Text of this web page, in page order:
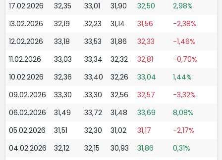
17.02.2026 32,35 33,01 31,90 32,50
2,98%
13.02.2026
32,19 32,23 31,14 31,56
-2,38%
12.02.2026
33,18 33,53 31,86 32,33
-1,46%
11.02.2026
33,03 33,34 32,32 32,81
-0,70%
10.02.2026
32,36 33,40 32,26 33,04
1,44%
09.02.2026
33,30 33,30 32,56 32,57
-3,32%
06.02.2026
31,49 33,72 31,48 33,69
8,08%
05.02.2026
31,51 32,30 31,02 31,17
-2,17%
04.02.2026
32,12 32,15 30,93 31,86
0,31%